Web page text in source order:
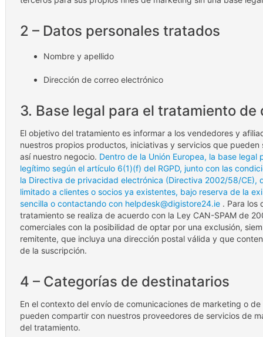
2 – Datos personales tratados
Nombre y apellido
Dirección de correo electrónico
3. Base legal para el tratamiento de
El objetivo del tratamiento es informar a los vendedores y
nuestros propios productos, iniciativas y servicios que
así nuestro negocio. Dentro de la Unión Europea, la base
legítimo según el artículo 6(1)(f) del RGPD, junto con las
la Directiva de privacidad electrónica (Directiva 2002/58/CE),
limitado a clientes o socios ya existentes, bajo reserva de la
sencilla o contactando con helpdesk@digistore24.ie . Para los
tratamiento se realiza de acuerdo con la Ley CAN-SPAM de
comerciales con la posibilidad de optar por una exclusión,
remitente, que incluya una dirección postal válida y que
de la suscripción.
4 – Categorías de destinatarios
En el contexto del envío de comunicaciones de marketing o
pueden compartir con nuestros proveedores de servicios de
del tratamiento.